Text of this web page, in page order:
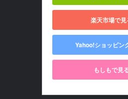
楽天市場で見
Yahoo!ショッピン
もしもで見